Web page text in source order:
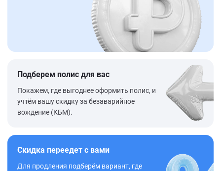
Подберем полис для вас
Покажем, где выгоднее оформить полис, и
учтём вашу скидку за безаварийное
вождение (КБМ).
Скидка переедет с вами
Для продления подберём вариант, где